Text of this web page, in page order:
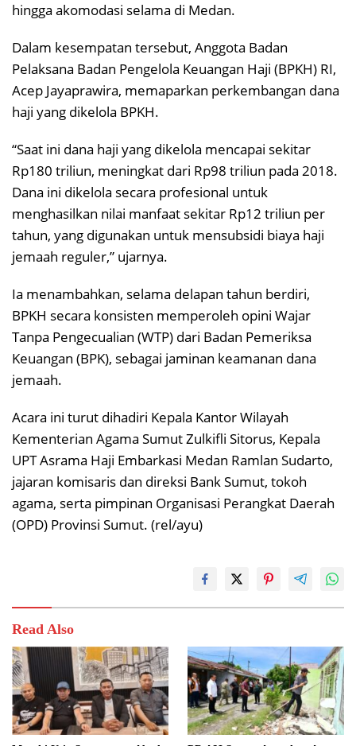
hingga akomodasi selama di Medan.
Dalam kesempatan tersebut, Anggota Badan
Pelaksana Badan Pengelola Keuangan Haji (BPKH) RI,
Acep Jayaprawira, memaparkan perkembangan dana
haji yang dikelola BPKH.
“Saat ini dana haji yang dikelola mencapai sekitar
Rp180 triliun, meningkat dari Rp98 triliun pada 2018.
Dana ini dikelola secara profesional untuk
menghasilkan nilai manfaat sekitar Rp12 triliun per
tahun, yang digunakan untuk mensubsidi biaya haji
jemaah reguler,” ujarnya.
Ia menambahkan, selama delapan tahun berdiri,
BPKH secara konsisten memperoleh opini Wajar
Tanpa Pengecualian (WTP) dari Badan Pemeriksa
Keuangan (BPK), sebagai jaminan keamanan dana
jemaah.
Acara ini turut dihadiri Kepala Kantor Wilayah
Kementerian Agama Sumut Zulkifli Sitorus, Kepala
UPT Asrama Haji Embarkasi Medan Ramlan Sudarto,
jajaran komisaris dan direksi Bank Sumut, tokoh
agama, serta pimpinan Organisasi Perangkat Daerah
(OPD) Provinsi Sumut. (rel/ayu)
Read Also